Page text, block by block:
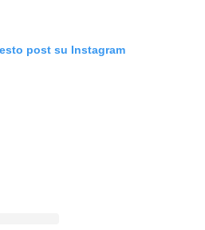
post su Instagram